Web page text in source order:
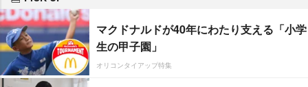
マクドナルドが40年にわたり支える「小学
生の甲子園」
オリコンタイアップ特集